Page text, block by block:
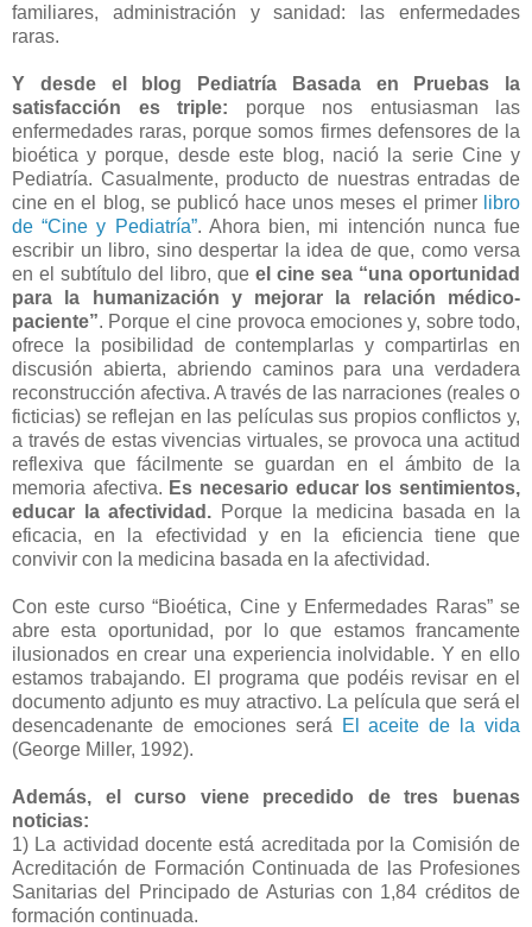
familiares, administración y sanidad: las enfermedades
raras.
Y desde el blog Pediatría Basada en Pruebas la
satisfacción es triple: porque nos entusiasman las
enfermedades raras, porque somos firmes defensores de la
bioética y porque, desde este blog, nació la serie Cine y
Pediatría. Casualmente, producto de nuestras entradas de
cine en el blog, se publicó hace unos meses el primer libro
de “Cine y Pediatría”. Ahora bien, mi intención nunca fue
escribir un libro, sino despertar la idea de que, como versa
en el subtítulo del libro, que el cine sea “una oportunidad
para la humanización y mejorar la relación médico-
paciente”. Porque el cine provoca emociones y, sobre todo,
ofrece la posibilidad de contemplarlas y compartirlas en
discusión abierta, abriendo caminos para una verdadera
reconstrucción afectiva. A través de las narraciones (reales o
ficticias) se reflejan en las películas sus propios conflictos y,
a través de estas vivencias virtuales, se provoca una actitud
reflexiva que fácilmente se guardan en el ámbito de la
memoria afectiva. Es necesario educar los sentimientos,
educar la afectividad. Porque la medicina basada en la
eficacia, en la efectividad y en la eficiencia tiene que
convivir con la medicina basada en la afectividad.
Con este curso “Bioética, Cine y Enfermedades Raras” se
abre esta oportunidad, por lo que estamos francamente
ilusionados en crear una experiencia inolvidable. Y en ello
estamos trabajando. El programa que podéis revisar en el
documento adjunto es muy atractivo. La película que será el
desencadenante de emociones será
El aceite de la vida
(George Miller, 1992).
Además, el curso viene precedido de tres buenas
noticias:
1) La actividad docente está acreditada por la Comisión de
Acreditación de Formación Continuada de las Profesiones
Sanitarias del Principado de Asturias con 1,84 créditos de
formación continuada.